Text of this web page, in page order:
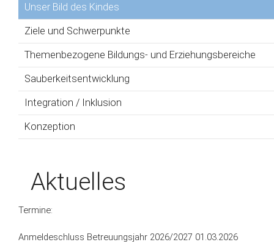
Unser Bild des Kindes
Ziele und Schwerpunkte
Themenbezogene Bildungs- und Erziehungsbereiche
Sauberkeitsentwicklung
Integration / Inklusion
Konzeption
Aktuelles
Termine:
Anmeldeschluss Betreuungsjahr 2026/2027 01.03.2026